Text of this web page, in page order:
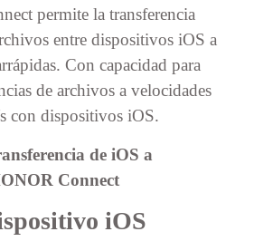
permite la transferencia
entre dispositivos iOS a
Con capacidad para
de archivos a velocidades
con dispositivos iOS.
de iOS a
Connect
iOS